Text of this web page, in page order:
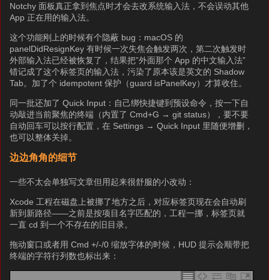
Notchy 面板真正拿到焦点时才会去改系统输入法，不会误动其他
App 正在用的输入法。
这个功能刚上的时候有个隐蔽 bug：macOS 的
panelDidResignKey 有时候一次失焦会触发两次，第二次触发时
外部输入法已经被恢复了，结果把”外面那个 App 的中文输入法”
错记成了这个标签页的输入法，污染了原本该是英文的 Shadow
Tab。加了个 idempotent 保护（guard isPanelKey）才算收住。
同一批还加了 Quick Input：自己绑快捷键到预设命令，按一下自
动敲进当前聚焦的终端（内置了 Cmd+G → git status），要不要
自动回车可以按行配置，在 Settings → Quick Input 里随便增删，
也可以整体关掉。
边边角角的细节
一些不太会单独写文章但用起来很舒服的小改动：
Xcode 工程在磁盘上被挪了地方之后，对应标签页现在会自动刷
新到新路径——之前是按项目名字匹配的，工程一挪，标签页就
一直 cd 到一个不存在的旧目录。
拖动窗口或者用 Cmd +/-/0 缩放字体的时候，HUD 提示会顺带把
终端的字符行列数也标出来：